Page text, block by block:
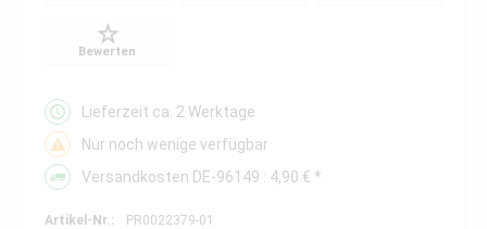
Bewerten
Lieferzeit ca. 2 Werktage
Nur noch wenige verfügbar
Versandkosten DE-96149 : 4,90 € *
Artikel-Nr.:
PR0022379-01